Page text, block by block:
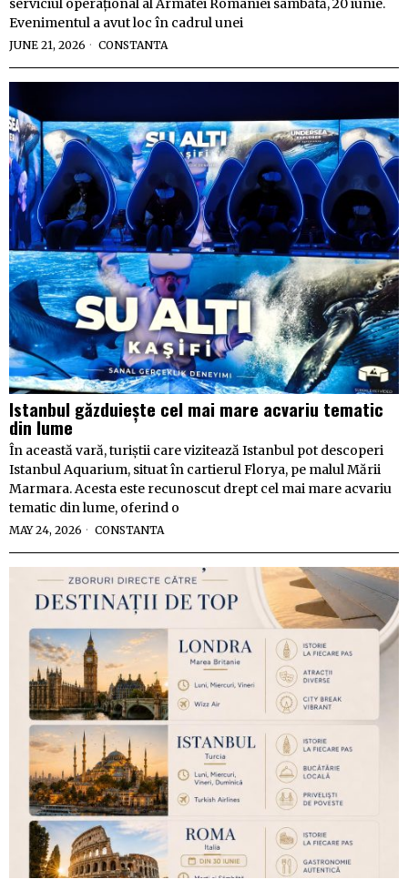
serviciul operațional al Armatei României sâmbătă, 20 iunie.
Evenimentul a avut loc în cadrul unei
JUNE 21, 2026 CONSTANTA
Istanbul găzduiește cel mai mare acvariu tematic
din lume
În această vară, turiștii care vizitează Istanbul pot descoperi
Istanbul Aquarium, situat în cartierul Florya, pe malul Mării
Marmara. Acesta este recunoscut drept cel mai mare acvariu
tematic din lume, oferind o
MAY 24, 2026 CONSTANTA